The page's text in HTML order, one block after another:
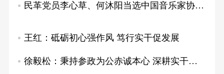
民革党员李心草、何沐阳当选中国音乐家协会副…
王红：砥砺初心强作风 笃行实干促发展
徐毅松：秉持参政为公赤诚本心 深耕实干为民…